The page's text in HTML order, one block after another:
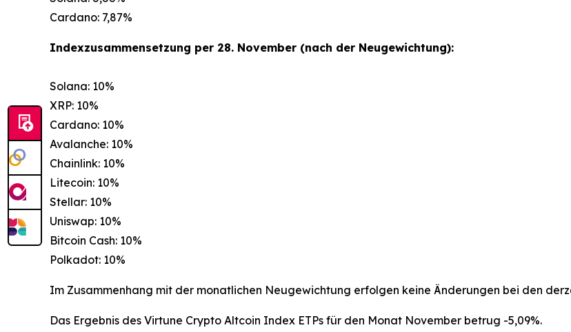
Cardano: 7,87%
Indexzusammensetzung per 28. November (nach der Neugewichtung):
Solana: 10%
XRP: 10%
Cardano: 10%
Avalanche: 10%
Chainlink: 10%
Litecoin: 10%
Stellar: 10%
Uniswap: 10%
Bitcoin Cash: 10%
Polkadot: 10%
Im Zusammenhang mit der monatlichen Neugewichtung erfolgen keine Änderungen bei den
Das Ergebnis des Virtune Crypto Altcoin Index ETPs für den Monat November betrug -5,09%.